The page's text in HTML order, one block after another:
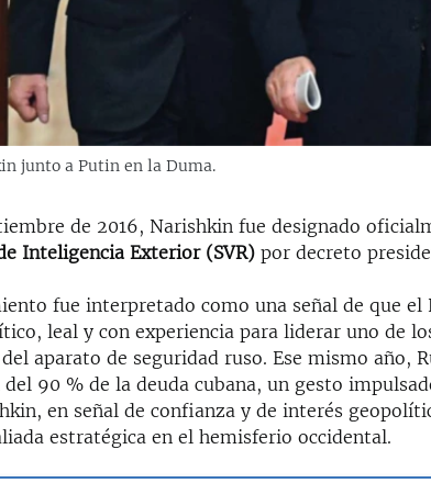
junto a Putin en la Duma.
de 2016, Narishkin fue designado
Inteligencia Exterior (SVR) por decreto
fue interpretado como una señal de que
leal y con experiencia para liderar uno de
aparato de seguridad ruso. Ese mismo año,
del 90 % de la deuda cubana, un gesto
en señal de confianza y de interés
estratégica en el hemisferio occidental.